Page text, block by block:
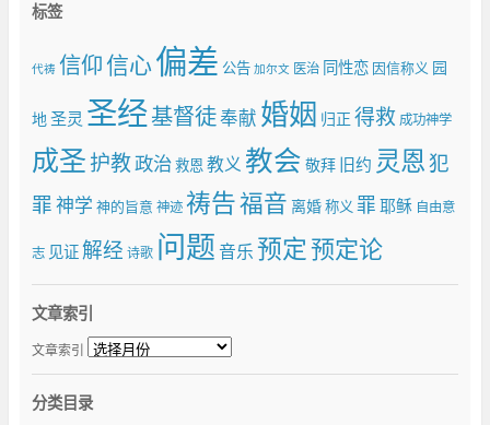
标签
代祷 信仰信心偏差 公告 加尔文 医治 同性恋 因信称义 园
地 圣灵 圣经基督徒奉献 婚姻 归正 得救 成功神学
成圣护教政治救恩 教义 教会 敬拜 旧约 灵恩犯
罪神学 神的旨意 神迹 祷告福音 离婚称义 罪 耶稣 自由意
志 见证解经 诗歌 问题音乐预定预定论
文章索引
文章索引
分类目录